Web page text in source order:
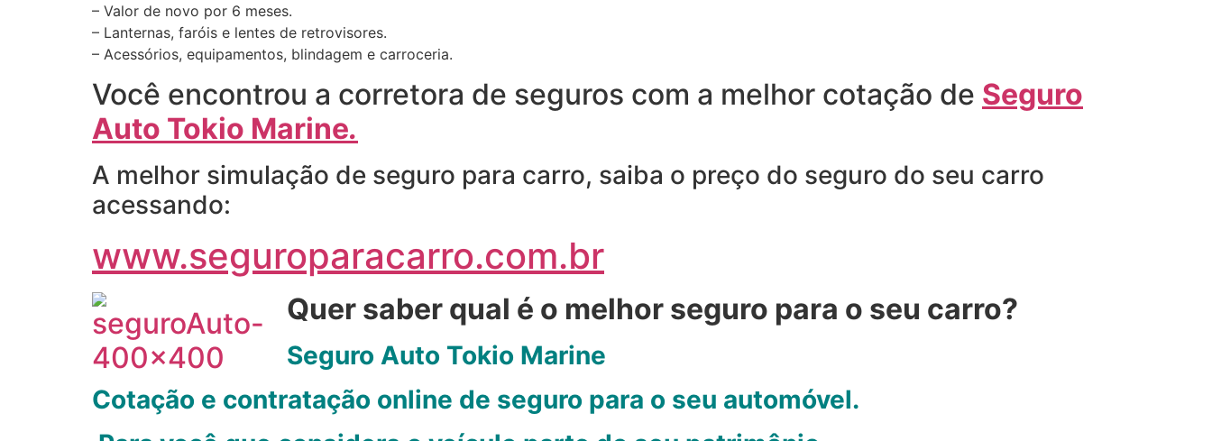
– Valor de novo por 6 meses.
– Lanternas, faróis e lentes de retrovisores.
– Acessórios, equipamentos, blindagem e carroceria.
Você encontrou a corretora de seguros com a melhor cotação de Seguro
Auto Tokio Marine.
A melhor simulação de seguro para carro, saiba o preço do seguro do seu carro
acessando:
www.seguroparacarro.com.br
Quer saber qual é o melhor seguro para o seu carro?
Seguro Auto Tokio Marine
Cotação e contratação online de seguro para o seu automóvel.